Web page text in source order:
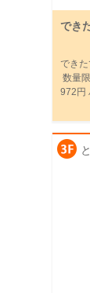
でき
でき
数量
972円